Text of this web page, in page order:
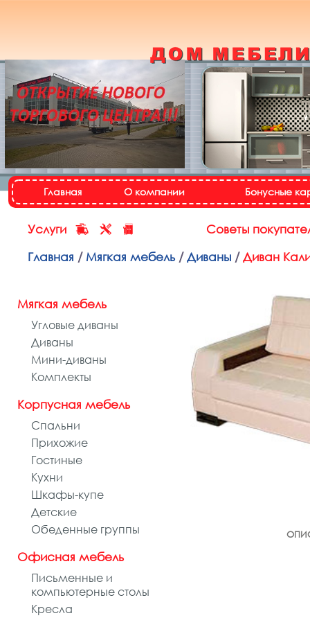
Кухонный гарнитур
«Настя»
Назад
Главная О компании Бонусные
Услуги
Советы
Главная / Мягкая мебель /Диваны /Диван
Мягкая мебель
Угловые диваны
Диваны
Мини-диваны
Комплекты
Корпусная мебель
Спальни
Прихожие
Гостиные
Кухни
Шкафы-купе
Детские
Обеденные группы
Офисная мебель
Письменные и
компьютерные столы
Кресла